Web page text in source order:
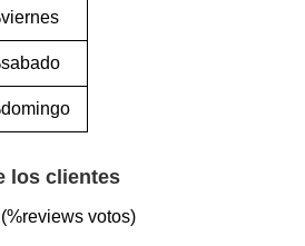
los clientes
votos)